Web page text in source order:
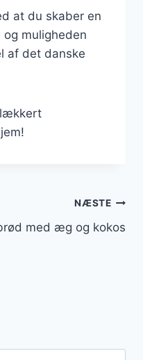
at du skaber en
muligheden
af det danske
lækkert
NÆSTE
med æg og kokos